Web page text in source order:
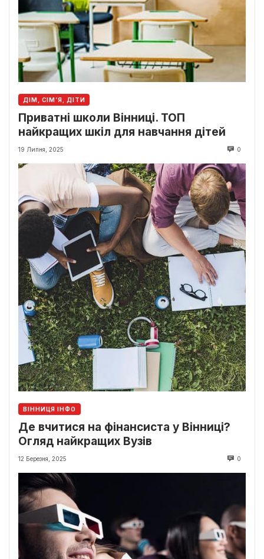
ДІМ, СІМ’Я, ДІТИ
Приватні школи Вінниці. ТОП
найкращих шкіл для навчання дітей
19 Липня, 2025 0
ВІННИЦЯ ІНФО
Де вчитися на фінансиста у Вінниці?
Огляд найкращих Вузів
12 Березня, 2025 0